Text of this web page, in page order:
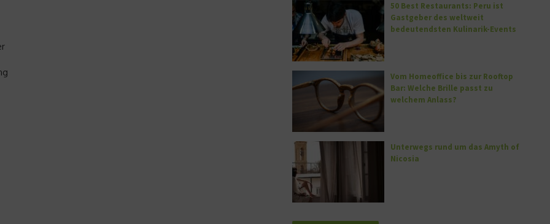
50 Best Restaurants: Peru ist
Gastgeber des weltweit
bedeutendsten Kulinarik-Events
Vom Homeoffice bis zur Rooftop
Bar: Welche Brille passt zu
welchem Anlass?
Unterwegs rund um das Amyth of
Nicosia